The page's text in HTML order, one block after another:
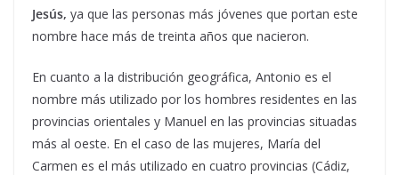
Jesús, ya que las personas más jóvenes que portan este
nombre hace más de treinta años que nacieron.
En cuanto a la distribución geográfica, Antonio es el
nombre más utilizado por los hombres residentes en las
provincias orientales y Manuel en las provincias situadas
más al oeste. En el caso de las mujeres, María del
Carmen es el más utilizado en cuatro provincias (Cádiz,